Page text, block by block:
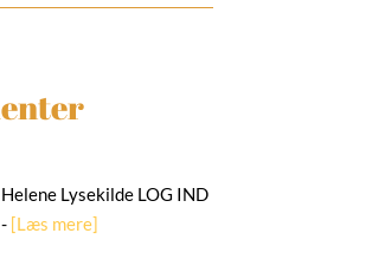
Lysekilde LOG IND
[Læs mere]